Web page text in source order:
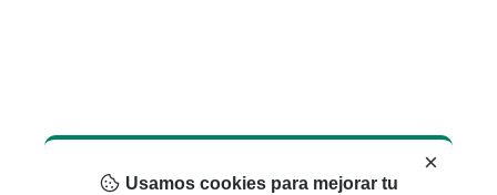
×
Usamos cookies para mejorar tu